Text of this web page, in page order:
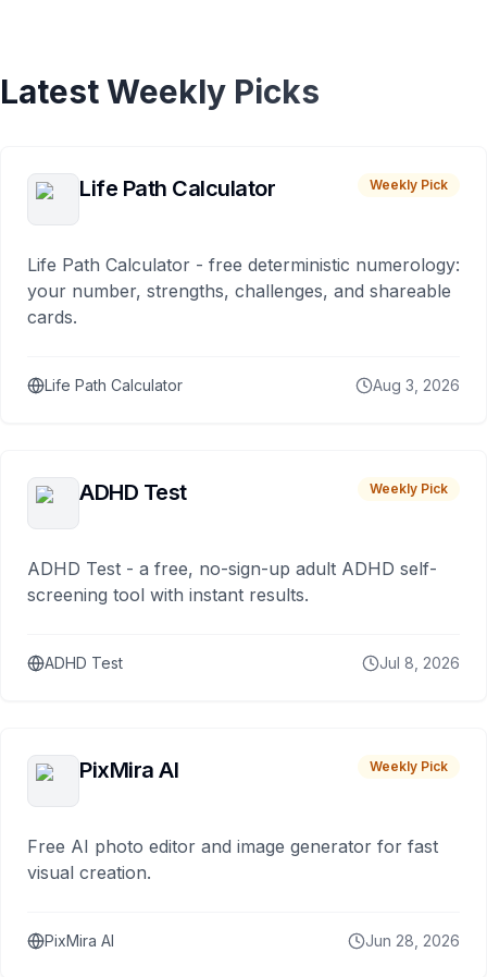
Latest Weekly Picks
Life Path Calculator Weekly Pick
Life Path Calculator - free deterministic numerology:
your number, strengths, challenges, and shareable
cards.
Life Path Calculator Aug 3, 2026
ADHD Test Weekly Pick
ADHD Test - a free, no-sign-up adult ADHD self-
screening tool with instant results.
ADHD Test Jul 8, 2026
PixMira AI Weekly Pick
Free AI photo editor and image generator for fast
visual creation.
PixMira AI Jun 28, 2026